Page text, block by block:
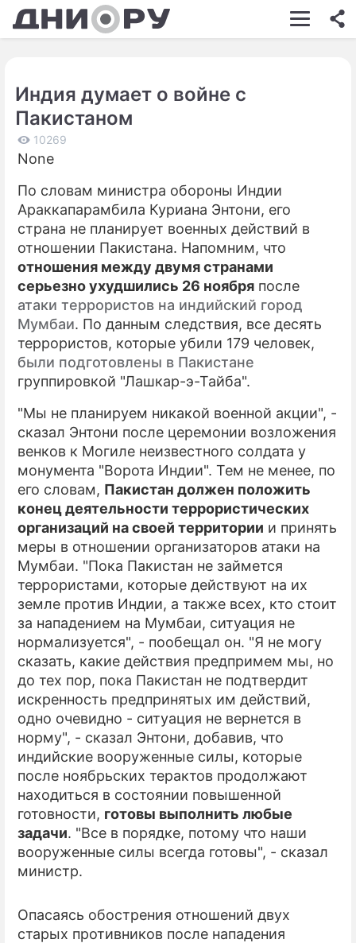
ШОУ-БИЗНЕС
КИНО
ЭКОНОМИКА
ПРОИСШЕСТВИЯ
СОННИК
СТИЛЬ ЖИЗНИ
СЕРИАЛЫ
ПРЕСС-РЕЛИЗЫ
О ПРОЕКТЕ
Индия думает о войне с
Пакистаном
10269
None
По словам министра обороны Индии
Араккапарамбила Куриана Энтони, его
страна не планирует военных действий в
отношении Пакистана. Напомним, что
отношения между двумя странами
серьезно ухудшились 26 ноября после
атаки террористов на индийский город
Мумбаи. По данным следствия, все десять
террористов, которые убили 179 человек,
были подготовлены в Пакистане
группировкой "Лашкар-э-Тайба".
"Мы не планируем никакой военной акции", -
сказал Энтони после церемонии возложения
венков к Могиле неизвестного солдата у
монумента "Ворота Индии". Тем не менее, по
его словам, Пакистан должен положить
конец деятельности террористических
организаций на своей территории и принять
меры в отношении организаторов атаки на
Мумбаи. "Пока Пакистан не займется
террористами, которые действуют на их
земле против Индии, а также всех, кто стоит
за нападением на Мумбаи, ситуация не
нормализуется", - пообещал он. "Я не могу
сказать, какие действия предпримем мы, но
до тех пор, пока Пакистан не подтвердит
искренность предпринятых им действий,
одно очевидно - ситуация не вернется в
норму", - сказал Энтони, добавив, что
индийские вооруженные силы, которые
после ноябрьских терактов продолжают
находиться в состоянии повышенной
готовности, готовы выполнить любые
задачи. "Все в порядке, потому что наши
вооруженные силы всегда готовы", - сказал
министр.
Опасаясь обострения отношений двух
старых противников после нападения